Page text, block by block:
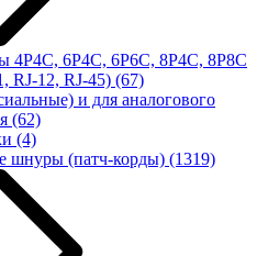
4P4C, 6P4C, 6P6C, 8P4C, 8P8C
RJ-12, RJ-45) (67)
и для аналогового
(62)
(4)
шнуры (патч-корды) (1319)